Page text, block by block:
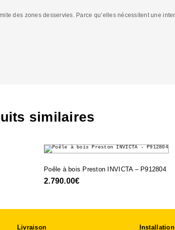
des zones desservies. Parce qu’elles nécessitent une
similaires
Poêle à bois Preston INVICTA – P912804
2.790.00€
Livraison Installation